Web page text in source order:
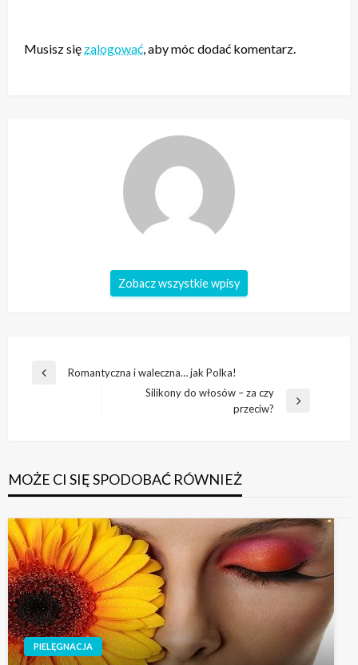
Musisz się zalogować, aby móc dodać komentarz.
Zobacz wszystkie wpisy
Nawigacja
Poprzedni
Romantyczna i waleczna… jak Polka!
Silikony do włosów – za czy
przeciw?
MOŻE CI SIĘ SPODOBAĆ RÓWNIEŻ
PIELĘGNACJA